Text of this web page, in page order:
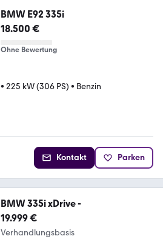
BMW E92 335i
18.500 €
Ohne Bewertung
• 225 kW (306 PS) • Benzin
Kontakt Parken
BMW 335i xDrive -
19.999 €
Verhandlungsbasis